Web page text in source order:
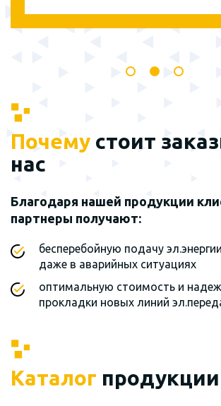
Почему стоит
нас
Благодаря нашей продукции
партнеры получают:
бесперебойную подачу
даже в аварийных ситуациях
оптимальную стоимость и
прокладки новых линий
Каталог продукции